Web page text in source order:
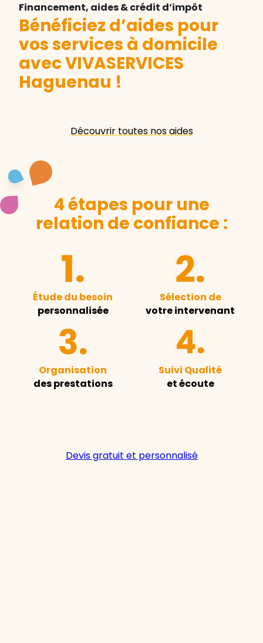
Financement, aides & crédit d’impôt
Bénéficiez d’aides pour
vos services à domicile
avec VIVASERVICES
Haguenau !
Découvrir toutes nos aides
4 étapes pour une
relation de confiance :
Étude du besoin
personnalisée
Sélection de
votre intervenant
Organisation
des prestations
Suivi Qualité
et écoute
Devis gratuit et personnalisé